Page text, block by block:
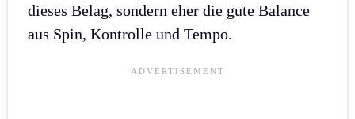
dieses Belag, sondern eher die gute Balance
aus Spin, Kontrolle und Tempo.